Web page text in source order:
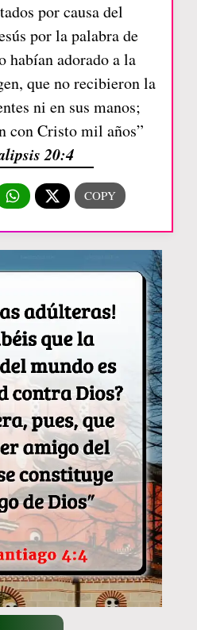
por causa del
por la palabra de
habían adorado a la
que no recibieron la
ni en sus manos;
con Cristo mil años”
20:4